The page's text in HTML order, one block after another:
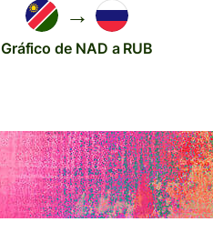
→
Gráfico de NAD a RUB